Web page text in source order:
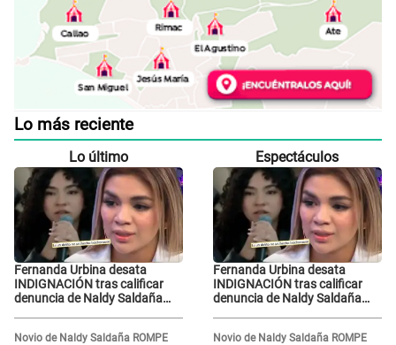
Lo más reciente
Lo último
Fernanda Urbina desata
INDIGNACIÓN tras calificar
denuncia de Naldy Saldaña
Novio de Naldy Saldaña ROMPE
Espectáculos
Fernanda Urbina desata
INDIGNACIÓN tras calificar
denuncia de Naldy Saldaña
Novio de Naldy Saldaña ROMPE